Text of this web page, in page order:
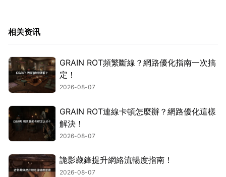
相关资讯
GRAIN ROT頻繁斷線？網路優化指南一次搞
定！
2026-08-07
GRAIN ROT連線卡頓怎麼辦？網路優化這樣
解決！
2026-08-07
詭影藏鋒提升網絡流暢度指南！
2026-08-07